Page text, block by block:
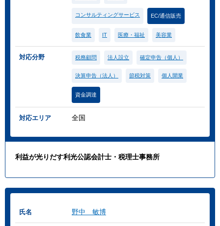
コンサルティングサービス EC/通信販売
飲食業 IT 医療・福祉 美容業
対応分野 税務顧問 法人設立 確定申告（個人）
決算申告（法人） 節税対策 個人開業
資金調達
対応エリア 全国
利益が光りだす利光公認会計士・税理士事務所
氏名 野中 敏博